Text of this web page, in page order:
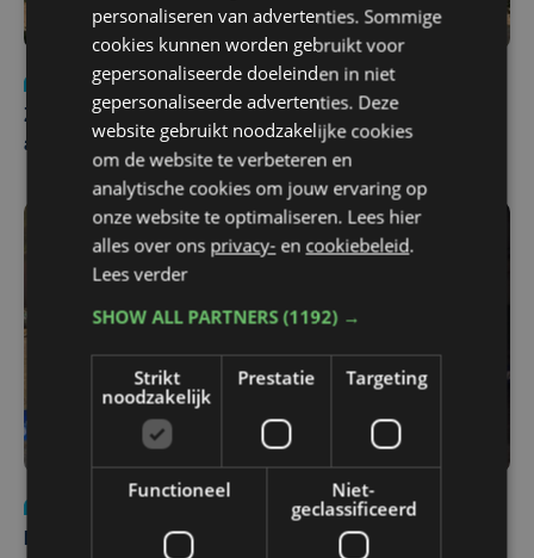
Nieuws Update
za 1 augustus | 17:21
Zwaar ongeval op E403 in Izegem: drie rijstroken
afgesloten
di 4 augustus | 09:32
Man en vrouw dood aangetroffen in woning in Sint-
personaliseren van advertenties. Sommige
cookies kunnen worden gebruikt voor
gepersonaliseerde doeleinden in niet
gepersonaliseerde advertenties. Deze
website gebruikt noodzakelijke cookies
om de website te verbeteren en
analytische cookies om jouw ervaring op
onze website te optimaliseren. Lees hier
alles over ons privacy- en cookiebeleid.
Lees verder
SHOW ALL PARTNERS(1192) →
Strikt
noodzakelijk
Prestatie Targeting
Functioneel
Niet-
geclassificeerd